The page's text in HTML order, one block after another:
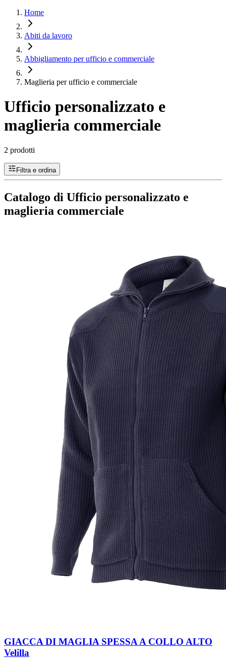
Home
Abiti da lavoro
Abbigliamento per ufficio e commerciale
Maglieria per ufficio e commerciale
Ufficio personalizzato e
maglieria commerciale
2 prodotti
Filtra e ordina
Catalogo di Ufficio personalizzato e
maglieria commerciale
GIACCA DI MAGLIA SPESSA A COLLO ALTO
Velilla